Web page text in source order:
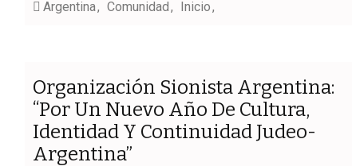
Argentina Comunidad Inicio
Organización Sionista Argentina:
“Por Un Nuevo Año De Cultura,
Identidad Y Continuidad Judeo-
Argentina”